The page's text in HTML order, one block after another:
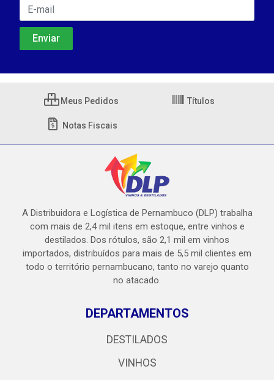
Meus Pedidos Títulos
Notas Fiscais
A Distribuidora e Logística de Pernambuco (DLP) trabalha
com mais de 2,4 mil itens em estoque, entre vinhos e
destilados. Dos rótulos, são 2,1 mil em vinhos
importados, distribuídos para mais de 5,5 mil clientes em
todo o território pernambucano, tanto no varejo quanto
no atacado.
DEPARTAMENTOS
DESTILADOS
VINHOS